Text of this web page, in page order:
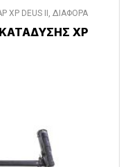
XP DEUS II , ΔΙΑΦΟΡΑ
XP